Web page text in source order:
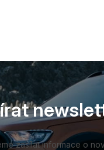
zasílat informace o